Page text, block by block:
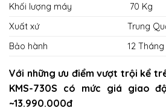
Khối lượng máy
70 Kg
Xuất xứ
Trung
Bảo hành
12 Tháng
Với những ưu điểm vượt trội kể
KMS-730S có mức giá giao
~13.990.000đ